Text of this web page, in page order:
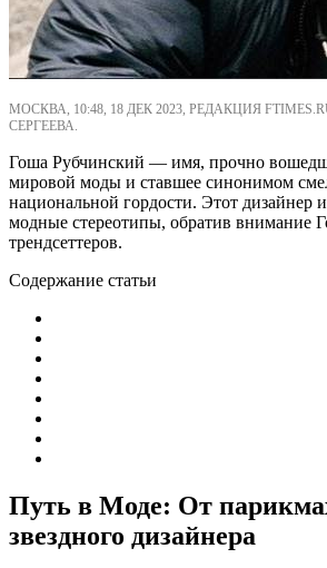
МОСКВА, 10:48, 18 ДЕК 2023, РЕДАКЦИЯ
СЕРГЕЕВА.
Гоша Рубчинский — имя, прочно
мировой моды и ставшее синонимом
национальной гордости. Этот дизайнер
модные стереотипы, обратив внимание
трендсеттеров.
Содержание статьи
Путь в Моде: От
звездного дизайнера